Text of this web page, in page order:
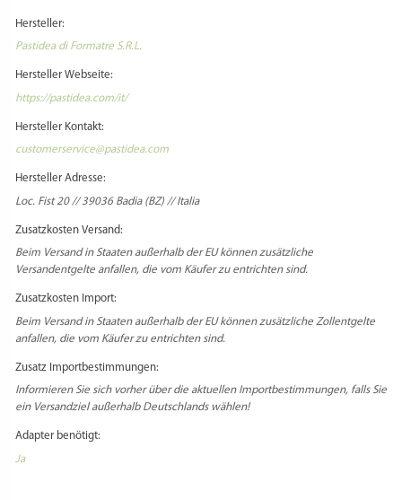
Hersteller:
Pastidea di Formatre S.R.L.
Hersteller Webseite:
https://pastidea.com/it/
Hersteller Kontakt:
customerservice@pastidea.com
Hersteller Adresse:
Loc. Fist 20 // 39036 Badia (BZ) // Italia
Zusatzkosten Versand:
Beim Versand in Staaten außerhalb der EU können zusätzliche
Versandentgelte anfallen, die vom Käufer zu entrichten sind.
Zusatzkosten Import:
Beim Versand in Staaten außerhalb der EU können zusätzliche Zollentgelte
anfallen, die vom Käufer zu entrichten sind.
Zusatz Importbestimmungen:
Informieren Sie sich vorher über die aktuellen Importbestimmungen, falls Sie
ein Versandziel außerhalb Deutschlands wählen!
Adapter benötigt:
Ja